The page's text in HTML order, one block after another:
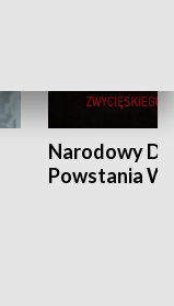
Narodowy
Powstania